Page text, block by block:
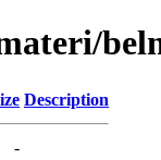
Description
-